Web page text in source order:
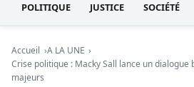
POLITIQUE JUSTICE SOCIÉTÉ
Accueil
A LA UNE
Crise politique : Macky Sall lance un dialogue
majeurs